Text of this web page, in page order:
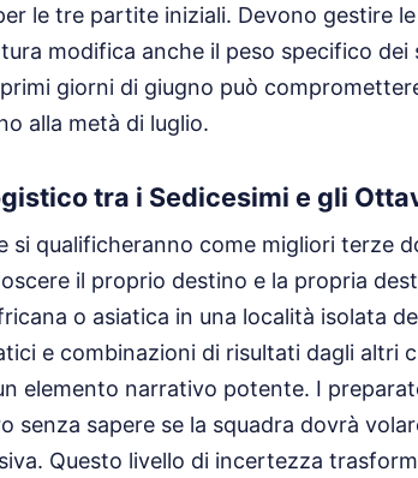
le tre partite iniziali. Devono gestire
modifica anche il peso specifico
giorni di giugno può
alla metà di luglio.
tra i Sedicesimi e gli
si qualificheranno come migliori terze
il proprio destino e la propria
o asiatica in una località isolata
e combinazioni di risultati dagli altri
elemento narrativo potente. I
senza sapere se la squadra dovrà
Questo livello di incertezza